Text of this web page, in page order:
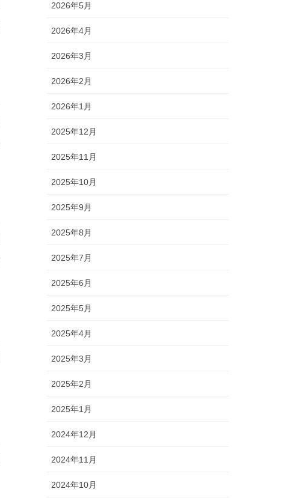
2026年5月
2026年4月
2026年3月
2026年2月
2026年1月
2025年12月
2025年11月
2025年10月
2025年9月
2025年8月
2025年7月
2025年6月
2025年5月
2025年4月
2025年3月
2025年2月
2025年1月
2024年12月
2024年11月
2024年10月